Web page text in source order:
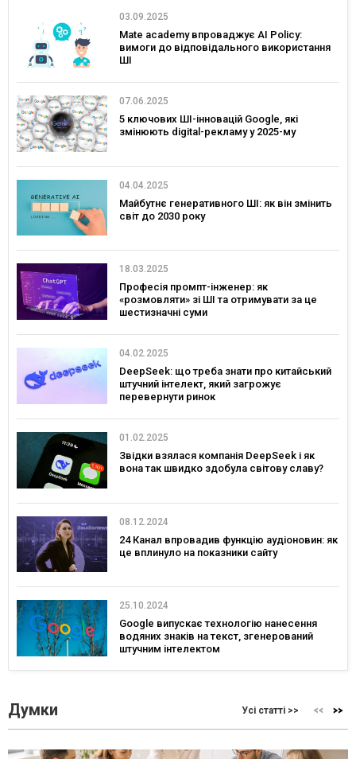
03.09.2025
Mate academy впроваджує AI Policy:
вимоги до відповідального використання
ШІ
07.06.2025
5 ключових ШІ-інновацій Google, які
змінюють digital-рекламу у 2025-му
04.04.2025
Майбутнє генеративного ШІ: як він змінить
світ до 2030 року
18.03.2025
Професія промпт-інженер: як
«розмовляти» зі ШІ та отримувати за це
шестизначні суми
04.02.2025
DeepSeek: що треба знати про китайський
штучний інтелект, який загрожує
перевернути ринок
01.02.2025
Звідки взялася компанія DeepSeek і як
вона так швидко здобула світову славу?
08.12.2024
24 Канал впровадив функцію аудіоновин: як
це вплинуло на показники сайту
25.10.2024
Google випускає технологію нанесення
водяних знаків на текст, згенерований
штучним інтелектом
Думки Усі статті >>